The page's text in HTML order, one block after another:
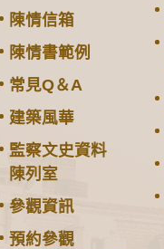
陳情信箱
陳情書範例
常見Q＆A
建築風華
監察文史資料
陳列室
參觀資訊
預約參觀